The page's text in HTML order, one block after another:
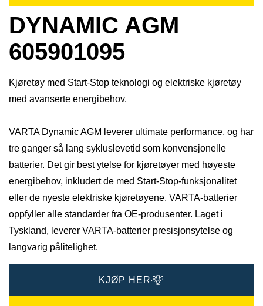
DYNAMIC AGM
605901095
Kjøretøy med Start-Stop teknologi og elektriske kjøretøy
med avanserte energibehov.
VARTA Dynamic AGM leverer ultimate performance, og har
tre ganger så lang sykluslevetid som konvensjonelle
batterier. Det gir best ytelse for kjøretøyer med høyeste
energibehov, inkludert de med Start-Stop-funksjonalitet
eller de nyeste elektriske kjøretøyene. VARTA-batterier
oppfyller alle standarder fra OE-produsenter. Laget i
Tyskland, leverer VARTA-batterier presisjonsytelse og
langvarig pålitelighet.
KJØP HER